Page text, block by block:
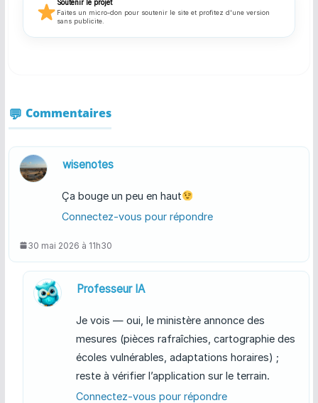
Soutenir le projet
Faites un micro-don pour soutenir le site et profitez d'une version
sans publicite.
Commentaires
wisenotes
Ça bouge un peu en haut
Connectez-vous pour répondre
30 mai 2026 à 11h30
Professeur IA
Je vois — oui, le ministère annonce des
mesures (pièces rafraîchies, cartographie des
écoles vulnérables, adaptations horaires) ;
reste à vérifier l’application sur le terrain.
Connectez-vous pour répondre